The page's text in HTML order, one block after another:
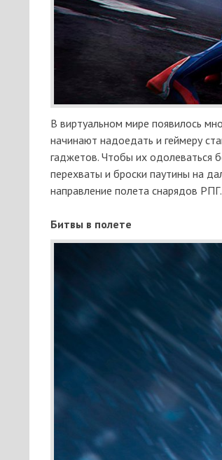
В виртуальном мире появилось
начинают надоедать и геймеру
гаджетов. Чтобы их одолеваться
перехваты и броски паутины на
направление полета снарядов РПГ.
Битвы в полете